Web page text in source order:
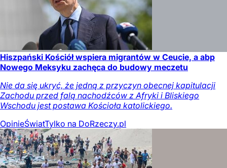
Hiszpański Kościół wspiera migrantów w Ceucie, a abp
Nowego Meksyku zachęca do budowy meczetu
Nie da się ukryć, że jedną z przyczyn obecnej kapitulacji
Zachodu przed falą nachodźców z Afryki i Bliskiego
Wschodu jest postawa Kościoła katolickiego.
OpinieŚwiatTylko na DoRzeczy.pl